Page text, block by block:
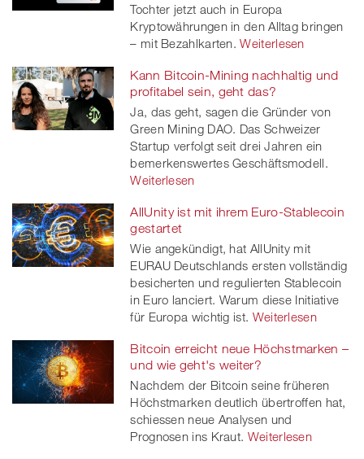
Tochter jetzt auch in Europa
Kryptowährungen in den Alltag bringen
– mit Bezahlkarten.Weiterlesen
Kann Bitcoin-Mining nachhaltig und
profitabel sein, geht das?
Ja, das geht, sagen die Gründer von
Green Mining DAO. Das Schweizer
Startup verfolgt seit drei Jahren ein
bemerkenswertes Geschäftsmodell.
Weiterlesen
AllUnity ist mit ihrem Euro-Stablecoin
gestartet
Wie angekündigt, hat AllUnity mit
EURAU Deutschlands ersten vollständig
besicherten und regulierten Stablecoin
in Euro lanciert. Warum diese Initiative
für Europa wichtig ist. Weiterlesen
Bitcoin erreicht neue Höchstmarken –
und wie geht's weiter?
Nachdem der Bitcoin seine früheren
Höchstmarken deutlich übertroffen hat,
schiessen neue Analysen und
Prognosen ins Kraut. Weiterlesen